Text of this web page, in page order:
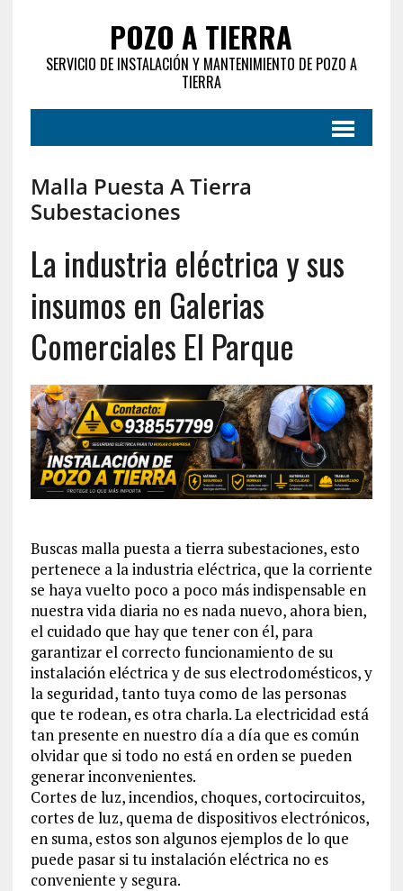
POZO A TIERRA
SERVICIO DE INSTALACIÓN Y MANTENIMIENTO DE POZO A
TIERRA
Malla Puesta A Tierra
Subestaciones
La industria eléctrica y sus
insumos en Galerias
Comerciales El Parque
Buscas malla puesta a tierra subestaciones, esto
pertenece a la industria eléctrica, que la corriente
se haya vuelto poco a poco más indispensable en
nuestra vida diaria no es nada nuevo, ahora bien,
el cuidado que hay que tener con él, para
garantizar el correcto funcionamiento de su
instalación eléctrica y de sus electrodomésticos, y
la seguridad, tanto tuya como de las personas
que te rodean, es otra charla. La electricidad está
tan presente en nuestro día a día que es común
olvidar que si todo no está en orden se pueden
generar inconvenientes.
Cortes de luz, incendios, choques, cortocircuitos,
cortes de luz, quema de dispositivos electrónicos,
en suma, estos son algunos ejemplos de lo que
puede pasar si tu instalación eléctrica no es
conveniente y segura.